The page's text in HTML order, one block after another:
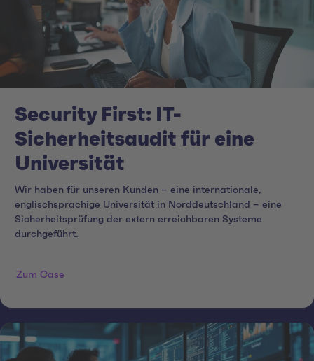
Security First: IT-
Sicherheitsaudit für eine
Universität
Wir haben für unseren Kunden – eine internationale,
englischsprachige Universität in Norddeutschland – eine
Sicherheitsprüfung der extern erreichbaren Systeme
durchgeführt.
Zum Case